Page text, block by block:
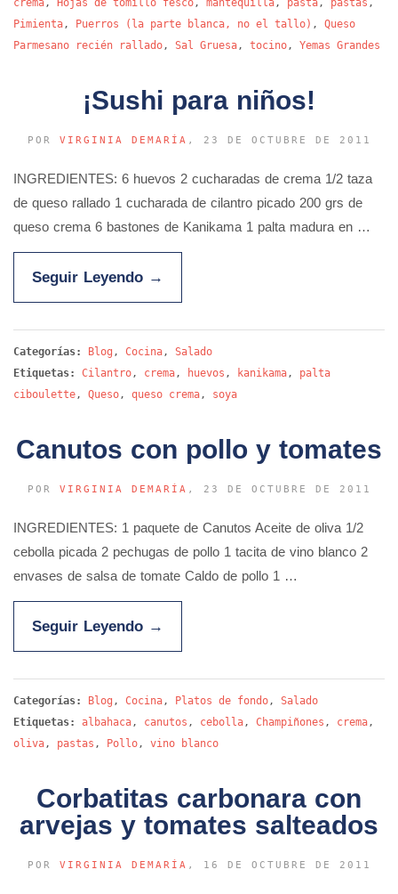
crema, Hojas de tomillo fesco, mantequilla, pasta, pastas ,
Pimienta, Puerros (la parte blanca, no el tallo) , Queso
Parmesano recién rallado, Sal Gruesa, tocino, Yemas Grandes
¡Sushi para niños!
POR VIRGINIA DEMARÍA , 23 DE OCTUBRE DE 2011
INGREDIENTES: 6 huevos 2 cucharadas de crema 1/2 taza
de queso rallado 1 cucharada de cilantro picado 200 grs de
queso crema 6 bastones de Kanikama 1 palta madura en …
Seguir Leyendo →
Categorías: Blog , Cocina, Salado
Etiquetas:
Cilantro, crema, huevos , kanikama, palta
ciboulette, Queso, queso crema, soya
Canutos con pollo y tomates
POR VIRGINIA DEMARÍA , 23 DE OCTUBRE DE 2011
INGREDIENTES: 1 paquete de Canutos Aceite de oliva 1/2
cebolla picada 2 pechugas de pollo 1 tacita de vino blanco 2
envases de salsa de tomate Caldo de pollo 1 …
Seguir Leyendo →
Categorías: Blog , Cocina, Platos de fondo, Salado
Etiquetas:
albahaca, canutos , cebolla, Champiñones , crema,
oliva, pastas , Pollo, vino blanco
Corbatitas carbonara con
arvejas y tomates salteados
POR VIRGINIA DEMARÍA , 16 DE OCTUBRE DE 2011